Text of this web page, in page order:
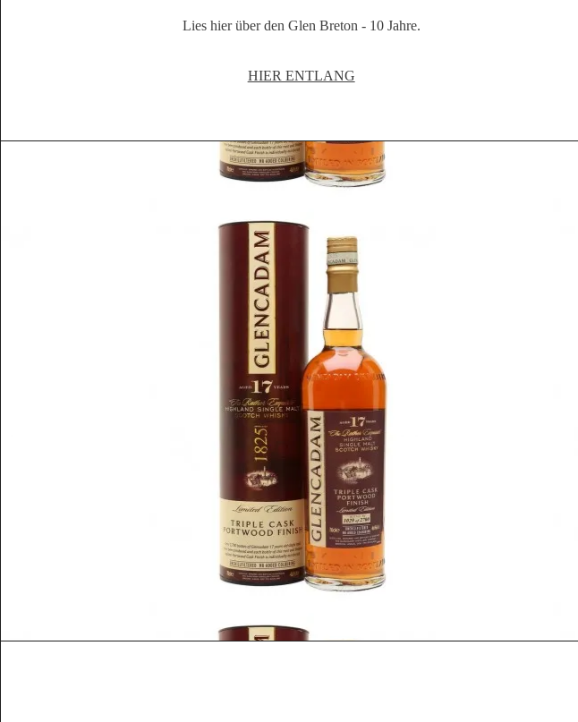
Lies hier über den Glen Breton - 10 Jahre.
HIER ENTLANG